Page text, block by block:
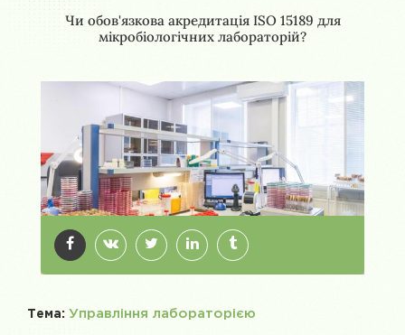
Чи обов'язкова акредитація ISO 15189 для
мікробіологічних лабораторій?
Тема: Управління лабораторією